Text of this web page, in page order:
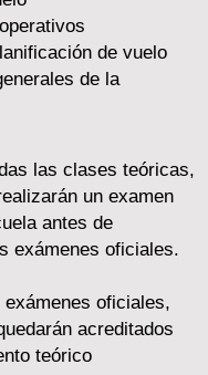
de vuelo
de la
las clases teóricas,
un examen
antes de
exámenes oficiales.
oficiales,
acreditados
teórico